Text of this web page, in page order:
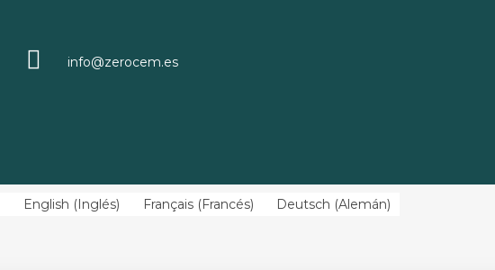
info@zerocem.es
English ( Inglés) Français(Francés) Deutsch (Alemán)